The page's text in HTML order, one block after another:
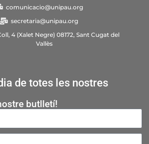
comunicacio@unipau.org
secretaria@unipau.org
4 (Xalet Negre) 08172, Sant Cugat del
Vallès
de totes les nostres
butlletí!